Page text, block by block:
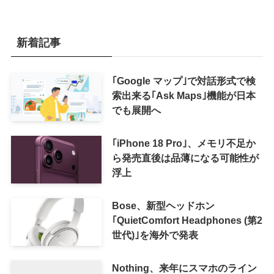
新着記事
｢Google マップ｣で対話形式で検
索出来る｢Ask Maps｣機能が日本
でも展開へ
｢iPhone 18 Pro｣、メモリ不足か
ら発売直後は品薄になる可能性が
浮上
Bose、新型ヘッドホン
｢QuietComfort Headphones (第2
世代)｣を海外で発表
Nothing、来年にスマホのライン